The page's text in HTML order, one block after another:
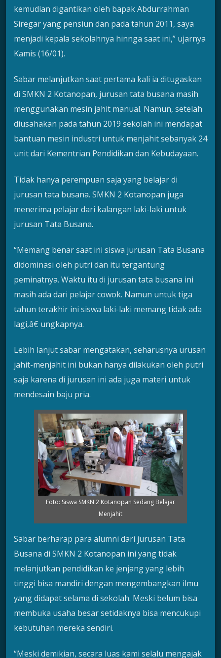
kemudian digantikan oleh bapak Abdurrahman
Siregar yang pensiun dan pada tahun 2011, saya
menjadi kepala sekolahnya hinnga saat ini,” ujarnya
Kamis (16/01).
Sabar melanjutkan saat pertama kali ia ditugaskan
di SMKN 2 Kotanopan, jurusan tata busana masih
menggunakan mesin jahit manual. Namun, setelah
diusahakan pada tahun 2019 sekolah ini mendapat
bantuan mesin industri untuk menjahit sebanyak 24
unit dari Kementrian Pendidikan dan Kebudayaan.
Tidak hanya perempuan saja yang belajar di
jurusan tata busana. SMKN 2 Kotanopan juga
menerima pelajar dari kalangan laki-laki untuk
jurusan Tata Busana.
“Memang benar saat ini siswa jurusan Tata Busana
didominasi oleh putri dan itu tergantung
peminatnya. Waktu itu di jurusan tata busana ini
masih ada dari pelajar cowok. Namun untuk tiga
tahun terakhir ini siswa laki-laki memang tidak ada
lagi,â€ ungkapnya.
Lebih lanjut sabar mengatakan, seharusnya urusan
jahit-menjahit ini bukan hanya dilakukan oleh putri
saja karena di jurusan ini ada juga materi untuk
mendesain baju pria.
Foto: Siswa SMKN 2 Kotanopan Sedang Belajar
Menjahit
Sabar berharap para alumni dari jurusan Tata
Busana di SMKN 2 Kotanopan ini yang tidak
melanjutkan pendidikan ke jenjang yang lebih
tinggi bisa mandiri dengan mengembangkan ilmu
yang didapat selama di sekolah. Meski belum bisa
membuka usaha besar setidaknya bisa mencukupi
kebutuhan mereka sendiri.
“Meski demikian, secara luas kami selalu mengajak